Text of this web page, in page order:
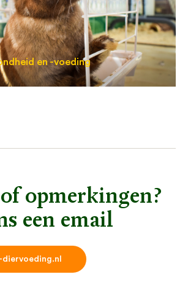
en -voeding
opmerkingen?
een email
diervoeding.nl